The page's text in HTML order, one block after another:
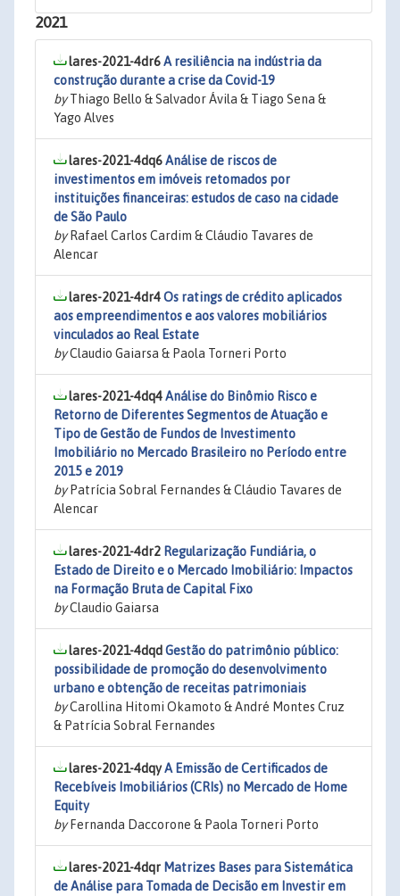
2021
lares-2021-4dr6A resiliência na indústria da
construção durante a crise da Covid-19
byThiago Bello & Salvador Ávila & Tiago Sena &
Yago Alves
lares-2021-4dq6Análise de riscos de
investimentos em imóveis retomados por
instituições financeiras: estudos de caso na cidade
de São Paulo
byRafael Carlos Cardim & Cláudio Tavares de
Alencar
lares-2021-4dr4Os ratings de crédito aplicados
aos empreendimentos e aos valores mobiliários
vinculados ao Real Estate
byClaudio Gaiarsa & Paola Torneri Porto
lares-2021-4dq4Análise do Binômio Risco e
Retorno de Diferentes Segmentos de Atuação e
Tipo de Gestão de Fundos de Investimento
Imobiliário no Mercado Brasileiro no Período entre
2015 e 2019
byPatrícia Sobral Fernandes & Cláudio Tavares de
Alencar
lares-2021-4dr2 Regularização Fundiária, o
Estado de Direito e o Mercado Imobiliário: Impactos
na Formação Bruta de Capital Fixo
byClaudio Gaiarsa
lares-2021-4dqd Gestão do patrimônio público:
possibilidade de promoção do desenvolvimento
urbano e obtenção de receitas patrimoniais
byCarollina Hitomi Okamoto & André Montes Cruz
& Patrícia Sobral Fernandes
lares-2021-4dqyA Emissão de Certificados de
Recebíveis Imobiliários (CRIs) no Mercado de Home
Equity
byFernanda Daccorone & Paola Torneri Porto
lares-2021-4dqr Matrizes Bases para Sistemática
de Análise para Tomada de Decisão em Investir em